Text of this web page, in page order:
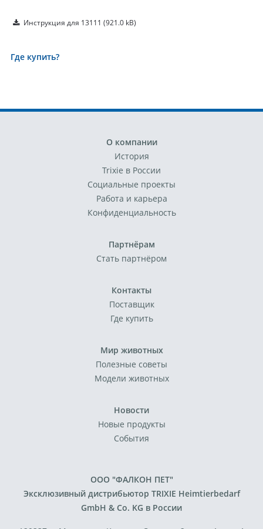
Инструкция для 13111 (921.0 kB)
Где купить?
О компании
История
Trixie в России
Социальные проекты
Работа и карьера
Конфиденциальность
Партнёрам
Стать партнёром
Контакты
Поставщик
Где купить
Мир животных
Полезные советы
Модели животных
Новости
Новые продукты
События
ООО "ФАЛКОН ПЕТ"
Эксклюзивный дистрибьютор TRIXIE Heimtierbedarf
GmbH & Co. KG в России